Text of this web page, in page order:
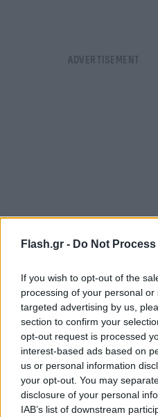
Flash.gr - Do Not
If you wish to opt-out of the
processing of your personal
targeted advertising by us,
section to confirm your
opt-out request is processed
interest-based ads based on
us or personal information
your opt-out. You may
disclosure of your personal
IAB’s list of downstream
«Θα το πω στον ηγέτη
Ο Αυστραλός
νέα ερώτηση για το αν
πρόεδρο των ΗΠΑ να
επιχειρηματικές
στο αξίωμα.